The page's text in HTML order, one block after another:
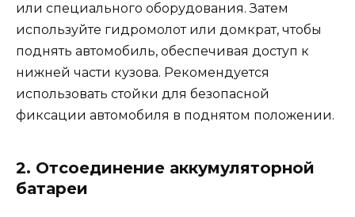
или специального оборудования. Затем
используйте гидромолот или домкрат, чтобы
поднять автомобиль, обеспечивая доступ к
нижней части кузова. Рекомендуется
использовать стойки для безопасной
фиксации автомобиля в поднятом положении.
2. Отсоединение аккумуляторной
батареи